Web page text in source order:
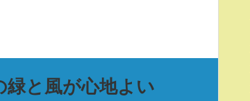
緑と風が心地よい